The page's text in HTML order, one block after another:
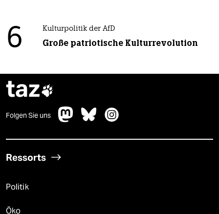
6 Kulturpolitik der AfD
Große patriotische Kulturrevolution
taz
Folgen Sie uns
Ressorts
Politik
Öko